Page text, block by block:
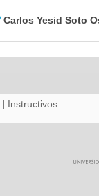
Carlos Yesid Soto
| Instructivos